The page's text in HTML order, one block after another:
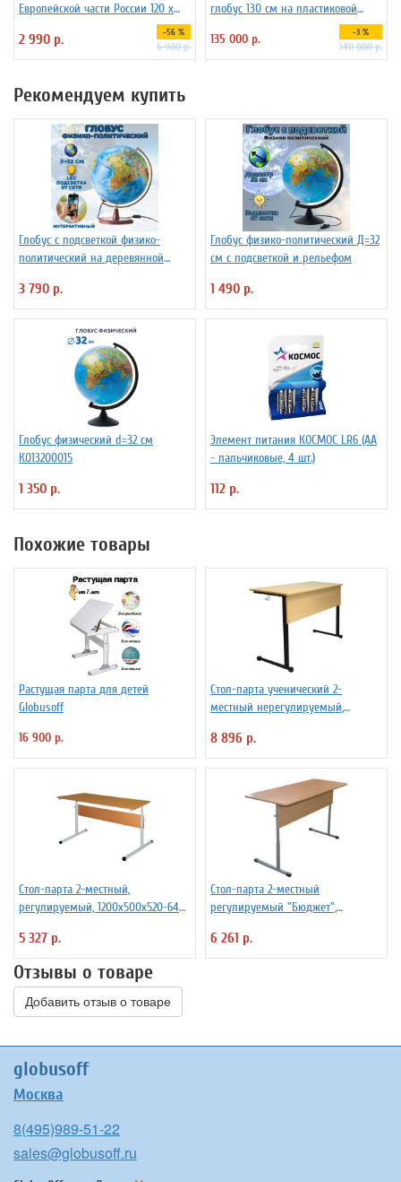
Европейской части России 120 х
2 990 р. -56 %
6 900 р.
глобус 130 см на пластиковой
135 000 р. -3 %
140 000 р.
Рекомендуем купить
Глобус с подсветкой физико-
политический на деревянной
3 790 р.
Глобус физико-политический Д=32
см с подсветкой и рельефом
1 490 р.
Глобус физический d=32 см
К013200015
1 350 р.
Элемент питания КОСМОС LR6 (АА
- пальчиковые, 4 шт.)
112 р.
Похожие товары
Растущая парта для детей
Globusoff
16 900 р.
Стол-парта ученический 2-
местный нерегулируемый,
ПШ2/13А бук
8 896 р.
Стол-парта 2-местный,
регулируемый, 1200х500х520-640
бук, Ш-304 (2-4)
5 327 р.
Стол-парта 2-местный
регулируемый "Бюджет",
серый каркас, ЛДСП бук
6 261 р.
Отзывы о товаре
Добавить отзыв о товаре
globusoff
Москва
8(495)989-51-22
sales@globusoff.ru